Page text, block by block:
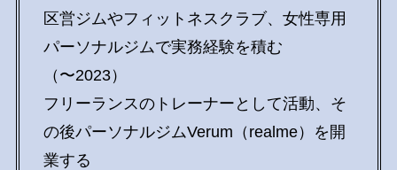
区営ジムやフィットネスクラブ、女性専用
パーソナルジムで実務経験を積む
（〜2023）
フリーランスのトレーナーとして活動、そ
の後パーソナルジムVerum（realme）を開
業する